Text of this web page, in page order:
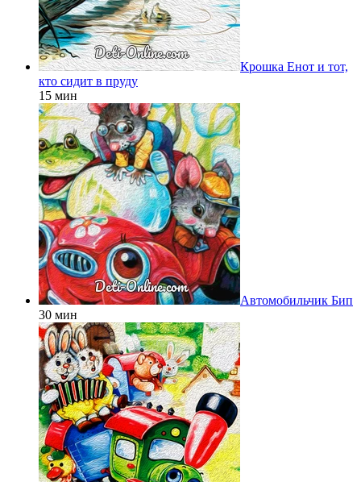
Крошка Енот и тот,
кто сидит в пруду
15 мин
Автомобильчик Бип
30 мин